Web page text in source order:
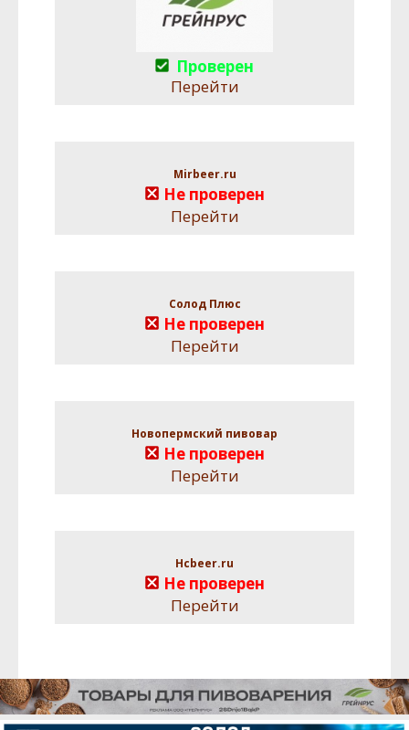
Проверен
Перейти
Mirbeer.ru
Не проверен
Перейти
Солод Плюс
Не проверен
Перейти
Новопермский пивовар
Не проверен
Перейти
Hcbeer.ru
Не проверен
Перейти